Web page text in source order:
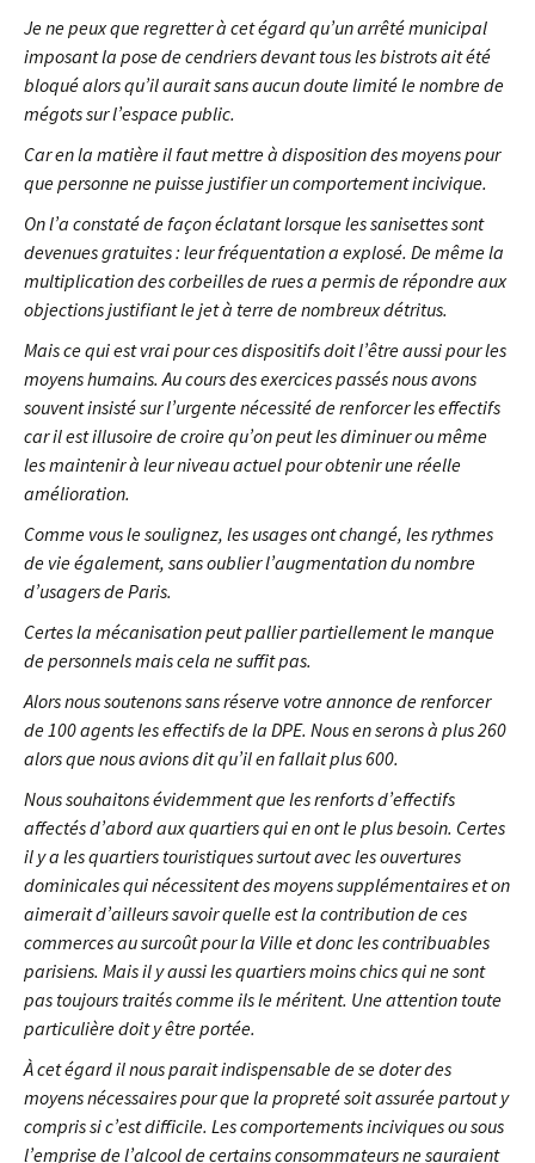
Je ne peux que regretter à cet égard qu’un arrêté municipal
imposant la pose de cendriers devant tous les bistrots ait été
bloqué alors qu’il aurait sans aucun doute limité le nombre de
mégots sur l’espace public.
Car en la matière il faut mettre à disposition des moyens pour
que personne ne puisse justifier un comportement incivique.
On l’a constaté de façon éclatant lorsque les sanisettes sont
devenues gratuites : leur fréquentation a explosé. De même la
multiplication des corbeilles de rues a permis de répondre aux
objections justifiant le jet à terre de nombreux détritus.
Mais ce qui est vrai pour ces dispositifs doit l’être aussi pour les
moyens humains. Au cours des exercices passés nous avons
souvent insisté sur l’urgente nécessité de renforcer les effectifs
car il est illusoire de croire qu’on peut les diminuer ou même
les maintenir à leur niveau actuel pour obtenir une réelle
amélioration.
Comme vous le soulignez, les usages ont changé, les rythmes
de vie également, sans oublier l’augmentation du nombre
d’usagers de Paris.
Certes la mécanisation peut pallier partiellement le manque
de personnels mais cela ne suffit pas.
Alors nous soutenons sans réserve votre annonce de renforcer
de 100 agents les effectifs de la DPE. Nous en serons à plus 260
alors que nous avions dit qu’il en fallait plus 600.
Nous souhaitons évidemment que les renforts d’effectifs
affectés d’abord aux quartiers qui en ont le plus besoin. Certes
il y a les quartiers touristiques surtout avec les ouvertures
dominicales qui nécessitent des moyens supplémentaires et on
aimerait d’ailleurs savoir quelle est la contribution de ces
commerces au surcoût pour la Ville et donc les contribuables
parisiens. Mais il y aussi les quartiers moins chics qui ne sont
pas toujours traités comme ils le méritent. Une attention toute
particulière doit y être portée.
À cet égard il nous parait indispensable de se doter des
moyens nécessaires pour que la propreté soit assurée partout y
compris si c’est difficile. Les comportements inciviques ou sous
l’emprise de l’alcool de certains consommateurs ne sauraient